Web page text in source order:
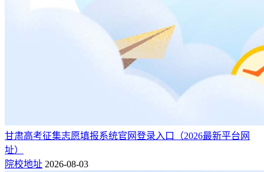
甘肃高考征集志愿填报系统官网登录入口（2026最新平台网
址）
院校地址 2026-08-03